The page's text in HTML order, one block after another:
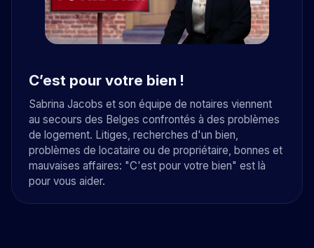
C’est pour votre bien !
Sabrina Jacobs et son équipe de notaires viennent
au secours des Belges confrontés à des problèmes
de logement. Litiges, recherches d'un bien,
problèmes de locataire ou de propriétaire, bonnes et
mauvaises affaires: "C'est pour votre bien" est là
pour vous aider.